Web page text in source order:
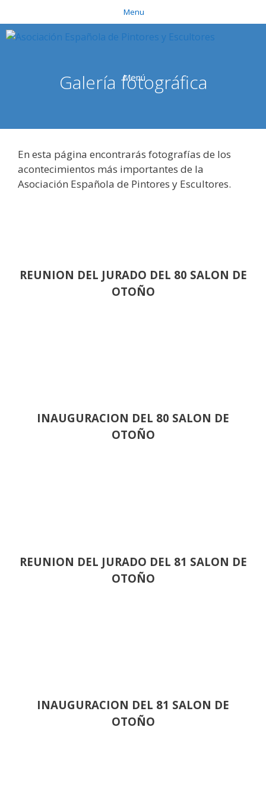
al
contenido
Menu
Menú
Galería fotográfica
En esta página encontrarás fotografías de los
acontecimientos más importantes de la
Asociación Española de Pintores y Escultores.
REUNION DEL JURADO DEL 80 SALON DE
OTOÑO
INAUGURACION DEL 80 SALON DE
OTOÑO
REUNION DEL JURADO DEL 81 SALON DE
OTOÑO
INAUGURACION DEL 81 SALON DE
OTOÑO